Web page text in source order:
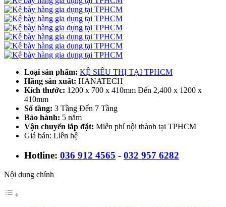
Loại sản phẩm: KỆ SIÊU THỊ TẠI TPHCM
Hãng sản xuất: HANATECH
Kích thước: 1200 x 700 x 410mm Đến 2,400 x 1200 x
410mm
Số tầng: 3 Tầng Đến 7 Tầng
Bảo hành: 5 năm
Vận chuyển lắp đặt: Miễn phí nội thành tại TPHCM
Giá bán: Liên hệ
Hotline: 036 912 4565 - 032 957 6282
Nội dung chính